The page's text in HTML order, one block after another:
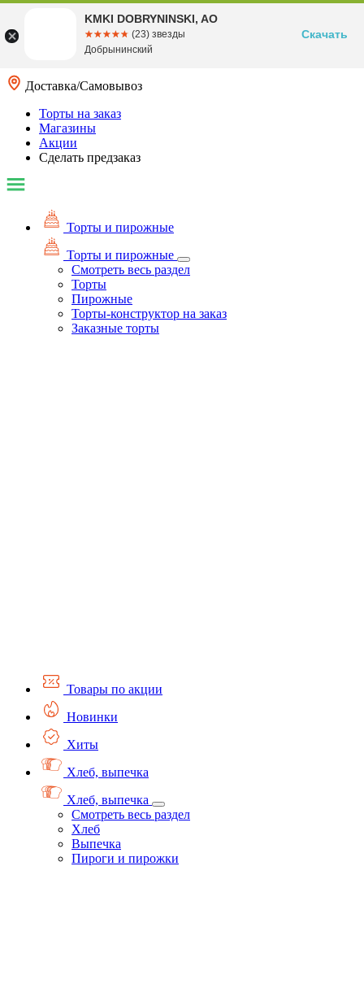
Доставка/Самовывоз
Торты на заказ
Магазины
Акции
Сделать предзаказ
Торты и пирожные
Торты и пирожные
Смотреть весь раздел
Торты
Пирожные
Торты-конструктор на заказ
Заказные торты
Товары по акции
Новинки
Хиты
Хлеб, выпечка
Хлеб, выпечка
Смотреть весь раздел
Хлеб
Выпечка
Пироги и пирожки
KMKI DOBRYNINSKI, AO
☆☆☆☆☆
★★★★★ (23) звезды
Добрынинский
Скачать